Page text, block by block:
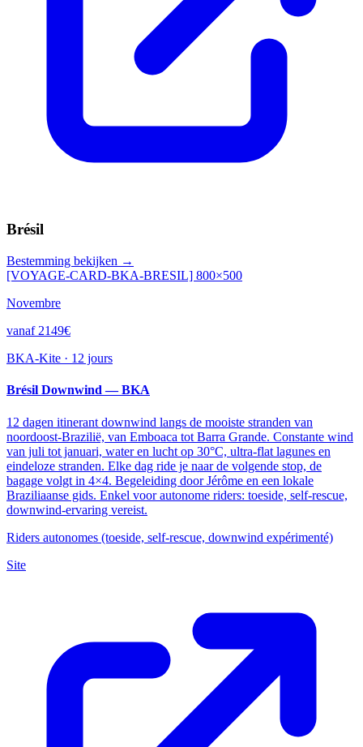
Brésil
Bestemming bekijken →
[VOYAGE-CARD-BKA-BRESIL] 800×500
Novembre
vanaf 2149€
BKA-Kite · 12 jours
Brésil Downwind — BKA
12 dagen itinerant downwind langs de mooiste stranden van
noordoost-Brazilië, van Emboaca tot Barra Grande. Constante wind
van juli tot januari, water en lucht op 30°C, ultra-flat lagunes en
eindeloze stranden. Elke dag ride je naar de volgende stop, de
bagage volgt in 4×4. Begeleiding door Jérôme en een lokale
Braziliaanse gids. Enkel voor autonome riders: toeside, self-rescue,
downwind-ervaring vereist.
Riders autonomes (toeside, self-rescue, downwind expérimenté)
Site